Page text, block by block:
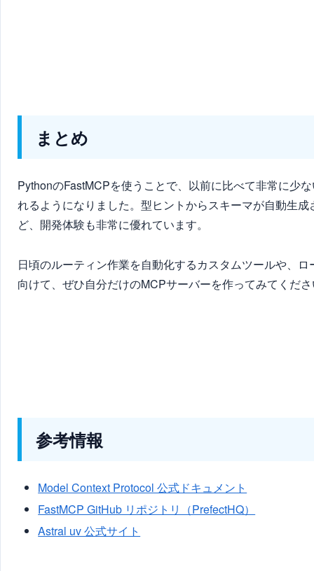
まとめ
PythonのFastMCPを使うことで、以前に比べて非常に少
れるようになりました。型ヒントからスキーマが自動生
ど、開発体験も非常に優れています。
日頃のルーティン作業を自動化するカスタムツールや、
向けて、ぜひ自分だけのMCPサーバーを作ってみてくだ
参考情報
Model Context Protocol 公式ドキュメント
FastMCP GitHub リポジトリ（PrefectHQ）
Astral uv 公式サイト